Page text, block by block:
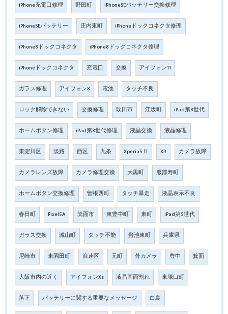
iPhone充電口修理 野田町 iPhoneSEバッテリー交換修理
iPhoneSEバッテリー 庄内東町 iPhoneドックコネクタ修理
iPhone8ドックコネクタ iPhone8ドックコネクタ修理
iPhoneドックコネクタ 充電口 交換 アイフォン11
ガラス修理 アイフォン8 電池 タッチ不良
ロック解除できない 交換修理 吹田市 江坂町 iPad第8世代
ホームボタン修理 iPad第8世代修理 液晶交換 液晶修理
東淀川区 淡路 西区 九条 Xperia5Ⅱ XR カメラ故障
カメラレンズ故障 カメラ修理交換 大黒町 服部寿町
ホームボタン交換修理 曽根西町 タッチ暴走 液晶表示不良
春日町 Pixel5A 箕面市 東豊中町 東町 iPad第5世代
ガラス交換 城山町 タッチ不能 螢池東町 兵庫県
尼崎市 東園田町 浪速区 元町 外カメラ 豊中 箕面
大阪市内の近く アイフォンXs 液晶画面割れ 東塚口町
落下 バッテリーに関する重要なメッセージ 白島